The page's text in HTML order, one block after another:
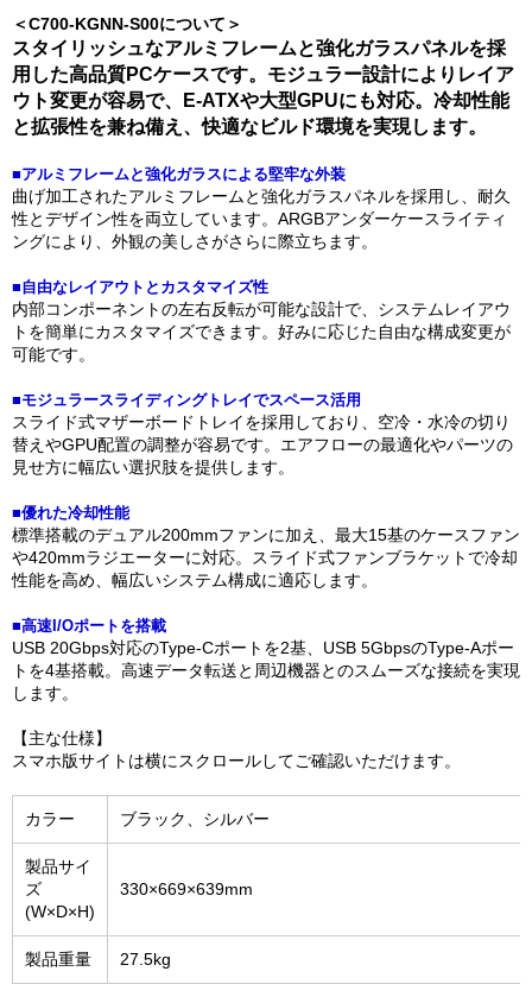
＜C700-KGNN-S00について＞
スタイリッシュなアルミフレームと強化ガラスパネルを採
用した高品質PCケースです。モジュラー設計によりレイア
ウト変更が容易で、E-ATXや大型GPUにも対応。冷却性能
と拡張性を兼ね備え、快適なビルド環境を実現します。
■アルミフレームと強化ガラスによる堅牢な外装
曲げ加工されたアルミフレームと強化ガラスパネルを採用し、耐久
性とデザイン性を両立しています。ARGBアンダーケースライティ
ングにより、外観の美しさがさらに際立ちます。
■自由なレイアウトとカスタマイズ性
内部コンポーネントの左右反転が可能な設計で、システムレイアウ
トを簡単にカスタマイズできます。好みに応じた自由な構成変更が
可能です。
■モジュラースライディングトレイでスペース活用
スライド式マザーボードトレイを採用しており、空冷・水冷の切り
替えやGPU配置の調整が容易です。エアフローの最適化やパーツの
見せ方に幅広い選択肢を提供します。
■優れた冷却性能
標準搭載のデュアル200mmファンに加え、最大15基のケースファン
や420mmラジエーターに対応。スライド式ファンブラケットで冷却
性能を高め、幅広いシステム構成に適応します。
■高速I/Oポートを搭載
USB 20Gbps対応のType-Cポートを2基、USB 5GbpsのType-Aポー
トを4基搭載。高速データ転送と周辺機器とのスムーズな接続を実現
します。
【主な仕様】
スマホ版サイトは横にスクロールしてご確認いただけます。
カラー ブラック、シルバー
製品サイ
ズ
(W×D×H)
330×669×639mm
製品重量 27.5kg